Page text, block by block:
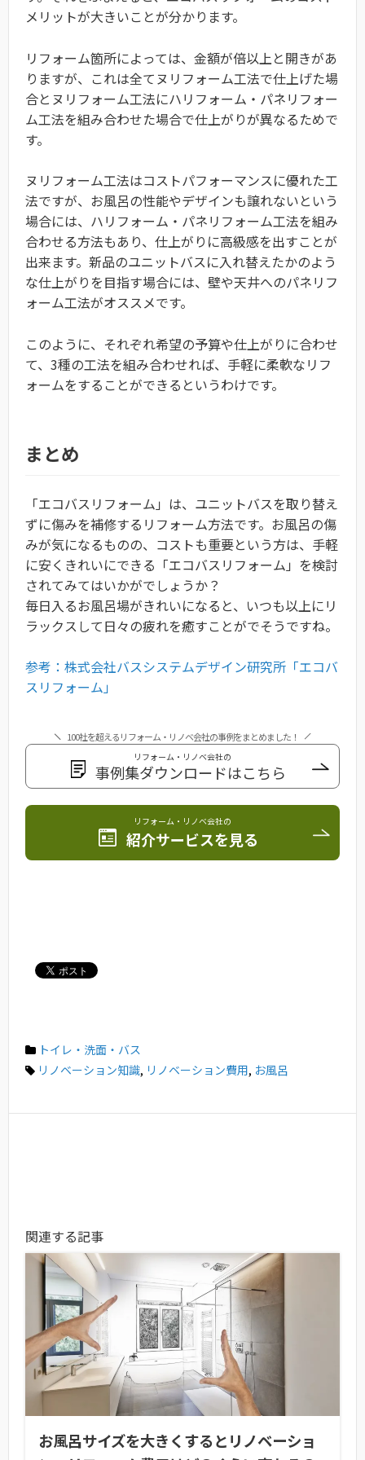
メリットが大きいことが分かります。
リフォーム箇所によっては、金額が倍以上と開きがあ
りますが、これは全てヌリフォーム工法で仕上げた場
合とヌリフォーム工法にハリフォーム・パネリフォー
ム工法を組み合わせた場合で仕上がりが異なるためで
す。
ヌリフォーム工法はコストパフォーマンスに優れた工
法ですが、お風呂の性能やデザインも譲れないという
場合には、ハリフォーム・パネリフォーム工法を組み
合わせる方法もあり、仕上がりに高級感を出すことが
出来ます。新品のユニットバスに入れ替えたかのよう
な仕上がりを目指す場合には、壁や天井へのパネリフ
ォーム工法がオススメです。
このように、それぞれ希望の予算や仕上がりに合わせ
て、3種の工法を組み合わせれば、手軽に柔軟なリフ
ォームをすることができるというわけです。
まとめ
「エコバスリフォーム」は、ユニットバスを取り替え
ずに傷みを補修するリフォーム方法です。お風呂の傷
みが気になるものの、コストも重要という方は、手軽
に安くきれいにできる「エコバスリフォーム」を検討
されてみてはいかがでしょうか？
毎日入るお風呂場がきれいになると、いつも以上にリ
ラックスして日々の疲れを癒すことがでそうですね。
参考：株式会社バスシステムデザイン研究所「エコバ
スリフォーム」
100社を超えるリフォーム・リノベ会社の事例をまとめました！
リフォーム・リノベ会社の
事例集ダウンロードはこちら
リフォーム・リノベ会社の
紹介サービスを見る
トイレ・洗面・バス
リノベーション知識, リノベーション費用, お風呂
関連する記事
お風呂サイズを大きくするとリノベーショ